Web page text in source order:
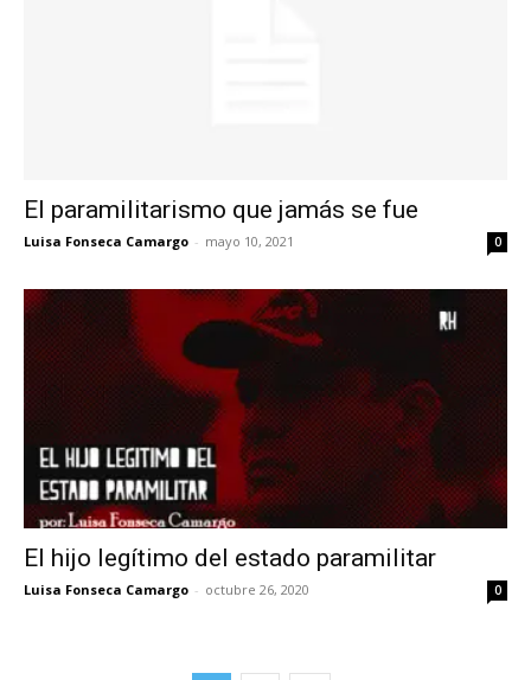
El paramilitarismo que jamás se fue
Luisa Fonseca Camargo - mayo 10, 2021 0
El hijo legítimo del estado paramilitar
Luisa Fonseca Camargo - octubre 26, 2020 0